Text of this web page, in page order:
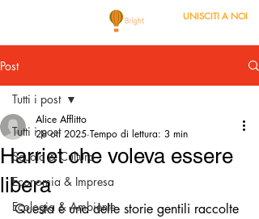
UNISCITI A NOI
Post
Tutti i post
Scuola & Cultura
Economia & Impresa
Ecologia & Ambiente
Tutti i post
Harriet che voleva essere
libera
Alice Afflitto
28 ott 2025 Tempo di lettura: 3 min
Questa è una delle storie gentili raccolte